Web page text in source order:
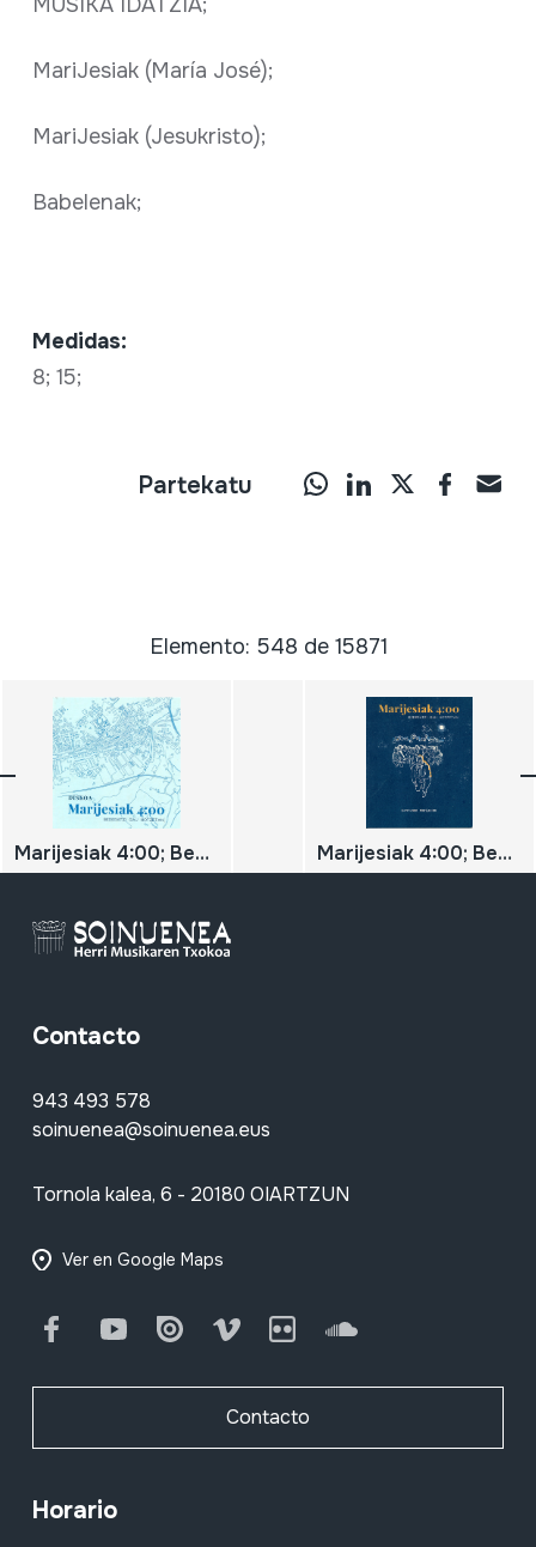
MariJesiak (María José);
MariJesiak (Jesukristo);
Babelenak;
Medidas:
8; 15;
Partekatu
Elemento: 548 de 15871
Marijesiak 4:00; Bederatzi gau hotzetan Marijesiak 4:00; Bederatzi gau hotzetan;
Contacto
943 493 578
soinuenea@soinuenea.eus
Tornola kalea, 6 - 20180 OIARTZUN
Ver en Google Maps
FacebookYoutube Issuu Vimeo Flickr SoundCloud
Contacto
Horario